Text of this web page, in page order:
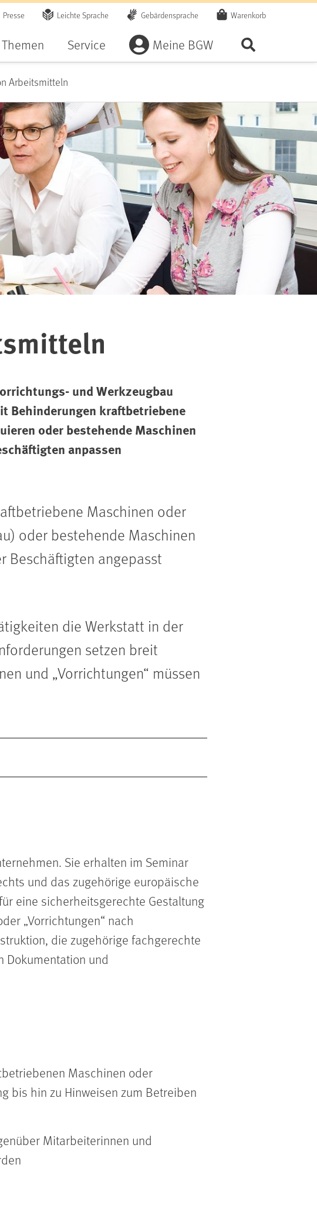
Presse Leichte Sprache Gebärdensprache Warenkorb
Themen Service Meine BGW
Arbeitsmitteln
und Werkzeugbau
Behinderungen kraftbetriebene
oder bestehende Maschinen
anpassen
Maschinen oder
oder bestehende Maschinen
Beschäftigten angepasst
die Werkstatt in der
setzen breit
und „Vorrichtungen“ müssen
Sie erhalten im Seminar
und das zugehörige europäische
eine sicherheitsgerechte Gestaltung
„Vorrichtungen“ nach
die zugehörige fachgerechte
Dokumentation und
Maschinen oder
bis hin zu Hinweisen zum Betreiben
Mitarbeiterinnen und